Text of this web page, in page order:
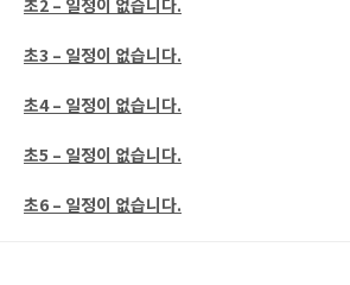
초2 – 일정이 없습니다.
초3 – 일정이 없습니다.
초4 – 일정이 없습니다.
초5 – 일정이 없습니다.
초6 – 일정이 없습니다.